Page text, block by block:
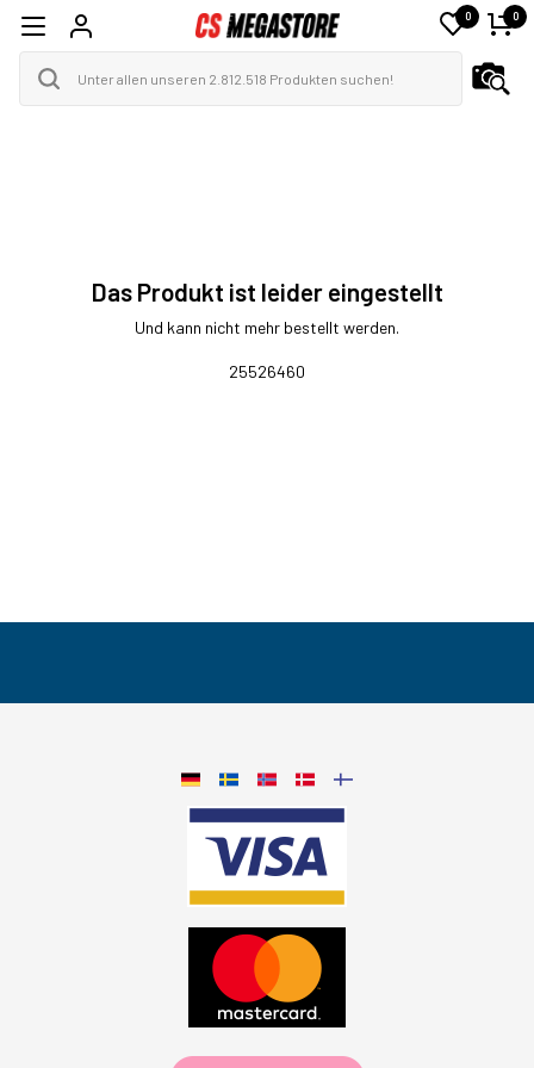
0 0
Das Produkt ist leider eingestellt
Und kann nicht mehr bestellt werden.
25526460